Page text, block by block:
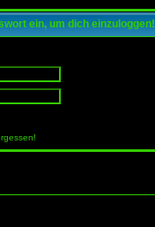
ein, um dich einzuloggen!